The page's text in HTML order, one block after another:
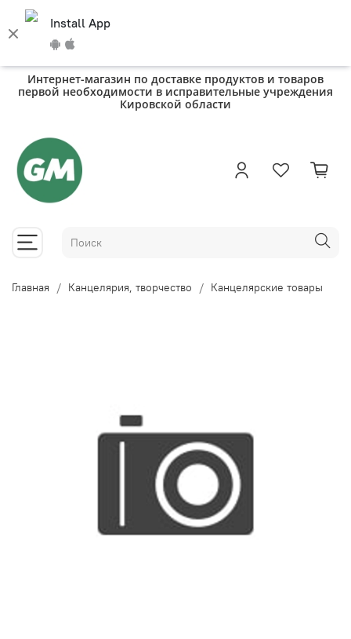
Install App
Интернет-магазин по доставке продуктов и товаров
первой необходимости в исправительные учреждения
Кировской области
Главная Канцелярия, творчество Канцелярские товары